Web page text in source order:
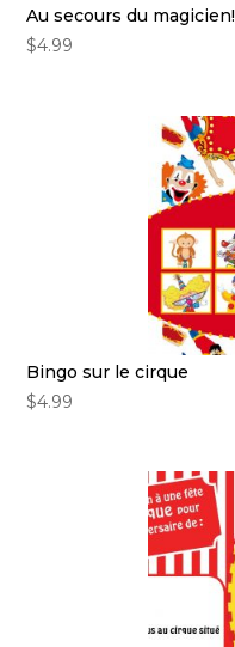
Au secours du magicien!
$4.99
Bingo sur le cirque
$4.99